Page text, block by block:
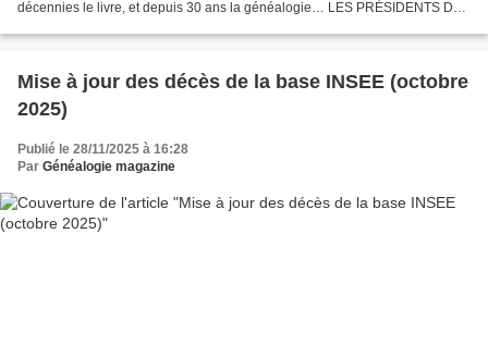
décennies le livre, et depuis 30 ans la généalogie… LES PRÉSIDENTS DE
Mise à jour des décès de la base INSEE (octobre
2025)
Publié le 28/11/2025 à 16:28
Par Généalogie magazine